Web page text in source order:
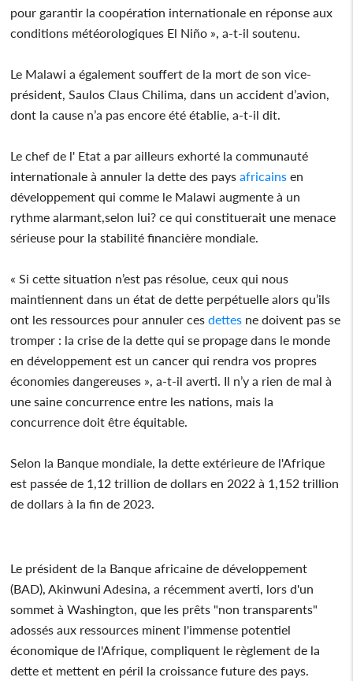
pour garantir la coopération internationale en réponse aux
conditions météorologiques El Niño », a-t-il soutenu.
Le Malawi a également souffert de la mort de son vice-
président, Saulos Claus Chilima, dans un accident d’avion,
dont la cause n’a pas encore été établie, a-t-il dit.
Le chef de l' Etat a par ailleurs exhorté la communauté
internationale à annuler la dette des paysafricains en
développement qui comme le Malawi augmente à un
rythme alarmant,selon lui? ce qui constituerait une menace
sérieuse pour la stabilité financière mondiale.
« Si cette situation n’est pas résolue, ceux qui nous
maintiennent dans un état de dette perpétuelle alors qu’ils
ont les ressources pour annuler cesdettes ne doivent pas se
tromper : la crise de la dette qui se propage dans le monde
en développement est un cancer qui rendra vos propres
économies dangereuses », a-t-il averti. Il n’y a rien de mal à
une saine concurrence entre les nations, mais la
concurrence doit être équitable.
Selon la Banque mondiale, la dette extérieure de l'Afrique
est passée de 1,12 trillion de dollars en 2022 à 1,152 trillion
de dollars à la fin de 2023.
Le président de la Banque africaine de développement
(BAD), Akinwuni Adesina, a récemment averti, lors d'un
sommet à Washington, que les prêts "non transparents"
adossés aux ressources minent l'immense potentiel
économique de l'Afrique, compliquent le règlement de la
dette et mettent en péril la croissance future des pays.